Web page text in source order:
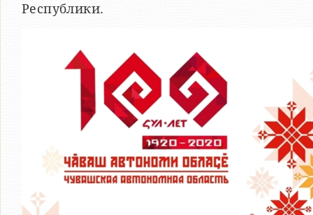
Республики.